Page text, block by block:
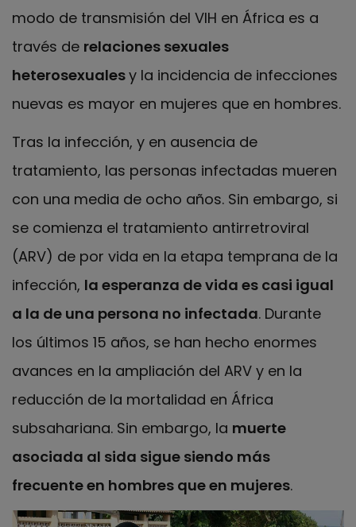
modo de transmisión del VIH en África es a
través de relaciones sexuales
heterosexualesy la incidencia de infecciones
nuevas es mayor en mujeres que en hombres.
Tras la infección, y en ausencia de
tratamiento, las personas infectadas mueren
con una media de ocho años. Sin embargo, si
se comienza el tratamiento antirretroviral
(ARV) de por vida en la etapa temprana de la
infección, la esperanza de vida es casi igual
a la de una persona no infectada. Durante
los últimos 15 años, se han hecho enormes
avances en la ampliación del ARV y en la
reducción de la mortalidad en África
subsahariana. Sin embargo, la muerte
asociada al sida sigue siendo más
frecuente en hombres que en mujeres.